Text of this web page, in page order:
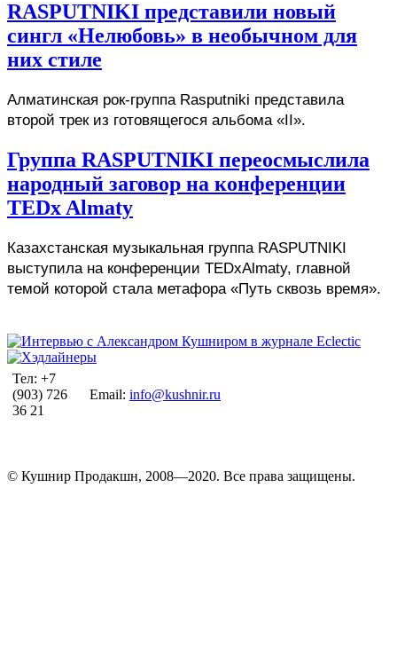
RASPUTNIKI представили новый
сингл «Нелюбовь» в необычном для
них стиле
Алматинская рок-группа Rasputniki представила
второй трек из готовящегося альбома «II».
Группа RASPUTNIKI переосмыслила
народный заговор на конференции
TEDx Almaty
Казахстанская музыкальная группа RASPUTNIKI
выступила на конференции TEDxAlmaty, главной
темой которой стала метафора «Путь сквозь время».
Тел: +7
(903) 726
36 21
Email: info@kushnir.ru
© Кушнир Продакшн, 2008—2020. Все права защищены.